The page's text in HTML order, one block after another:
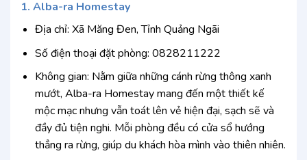
1. Alba-ra Homestay
Địa chỉ: Xã Măng Đen, Tỉnh Quảng Ngãi
Số điện thoại đặt phòng: 0828211222
Không gian: Nằm giữa những cánh rừng thông xanh
mướt, Alba-ra Homestay mang đến một thiết kế
mộc mạc nhưng vẫn toát lên vẻ hiện đại, sạch sẽ và
đầy đủ tiện nghi. Mỗi phòng đều có cửa sổ hướng
thẳng ra rừng, giúp du khách hòa mình vào thiên nhiên.